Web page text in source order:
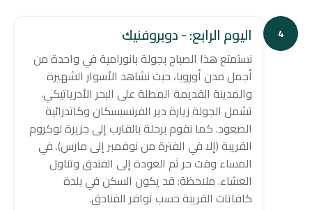
4 اليوم الرابع: - دوبروفنيك
نستمتع هذا الصباح بجولة بانورامية في واحدة من
أجمل مدن أوروبا، حيث نشاهد الأسوار الشهيرة
والمدينة القديمة المطلة على البحر الأدرياتيكي.
تشمل الجولة زيارة دير الفرنسيسكان وكاتدرائية
الصعود. كما نقوم برحلة بالقارب إلى جزيرة لوكروم
القريبة (إلا في الفترة من نوفمبر إلى مارس). في
المساء وقت حر ثم العودة إلى الفندق وتناول
العشاء. ملاحظة: قد يكون السكن في بلدة
كافاتات القريبة حسب توافر الفنادق.